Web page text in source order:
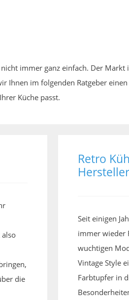
immer ganz einfach. Der
Ihnen im folgenden Ratgeber
Küche passt.
die
Retro
Seit einigen
immer wieder
wuchtigen
Vintage Style
Farbtupfer in